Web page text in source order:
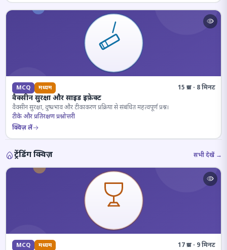
MCQ मध्यम 15 प्रश्न · 8 मिनट
वैक्सीन सुरक्षा और साइड इफ़ेक्ट
वैक्सीन सुरक्षा, दुष्प्रभाव और टीकाकरण प्रक्रिया से संबंधित महत्वपूर्ण प्रश्न।
टीके और प्रतिरक्षण प्रश्नोत्तरी
क्विज़ लें
ट्रेंडिंग क्विज़ सभी देखें →
MCQ मध्यम 17 प्रश्न · 9 मिनट